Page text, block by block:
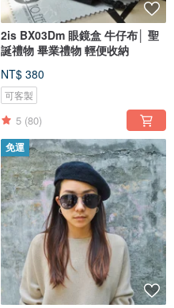
2is BX03Dm 眼鏡盒 牛仔布│ 聖
誕禮物 畢業禮物 輕便收納
NT$ 380
可客製
5 (80)
免運